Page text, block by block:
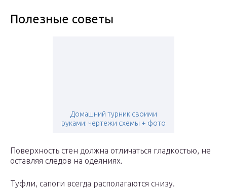
Полезные советы
Домашний турник своими
руками: чертежи схемы + фото
Поверхность стен должна отличаться гладкостью, не
оставляя следов на одеяниях.
Туфли, сапоги всегда располагаются снизу.